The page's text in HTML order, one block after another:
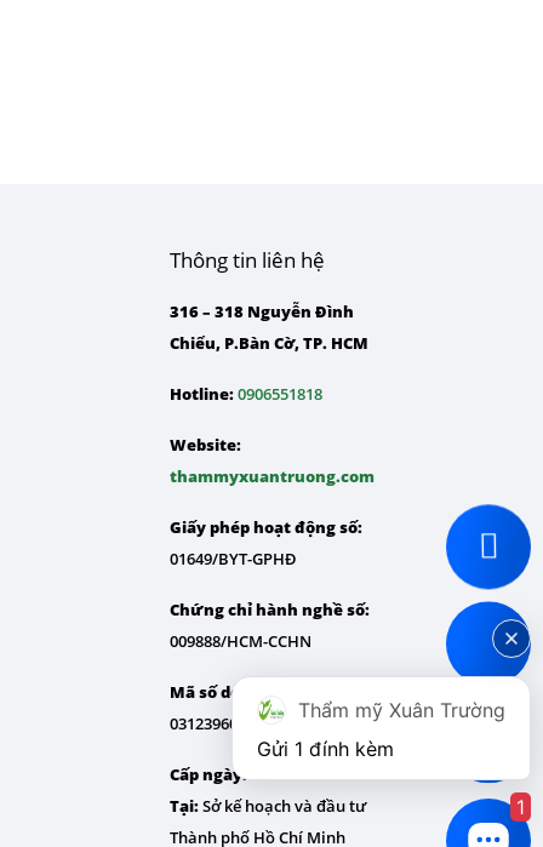
Thông tin liên hệ
316 – 318 Nguyễn Đình
Chiểu, P.Bàn Cờ, TP. HCM
Hotline:0906551818
Website:
thammyxuantruong.com
Giấy phép hoạt động số:
01649/BYT-GPHĐ
Chứng chỉ hành nghề số:
009888/HCM-CCHN
Mã số doanh nghiệp:
0312396075
Cấp ngày: 31/07/2013 –
Tại:Sở kế hoạch và đầu tư
Thành phố Hồ Chí Minh
Thẩm mỹ Xuân Trường
Gửi 1 đính kèm
1